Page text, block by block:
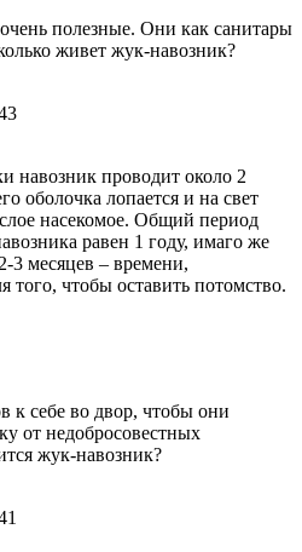
полезные. Они как санитары
живет жук-навозник?
навозник проводит около 2
оболочка лопается и на свет
насекомое. Общий период
равен 1 году, имаго же
3 месяцев – времени,
того, чтобы оставить потомство.
к себе во двор, чтобы они
от недобросовестных
жук-навозник?